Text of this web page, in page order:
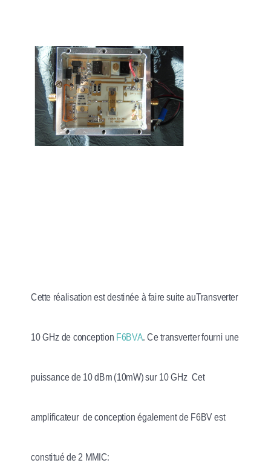
Cette réalisation est destinée à faire suite auTransverter
10 GHz de conception F6BVA. Ce transverter fourni une
puissance de 10 dBm (10mW) sur 10 GHz Cet
amplificateur de conception également de F6BV est
constitué de 2 MMIC: